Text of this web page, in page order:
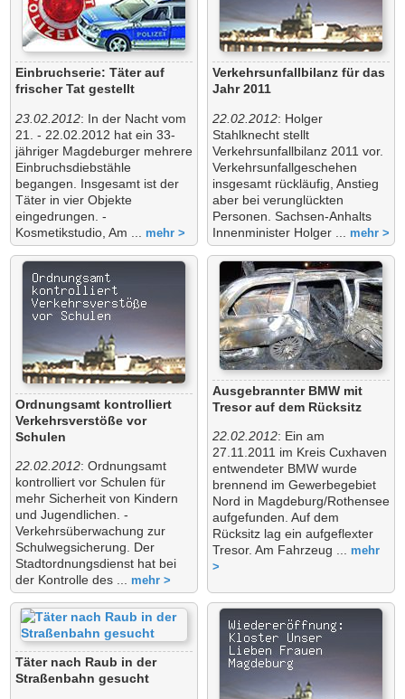
Einbruchserie: Täter auf
frischer Tat gestellt
23.02.2012: In der Nacht vom
21. - 22.02.2012 hat ein 33-
jähriger Magdeburger mehrere
Einbruchsdiebstähle
begangen. Insgesamt ist der
Täter in vier Objekte
eingedrungen. -
Kosmetikstudio, Am ... mehr >
Verkehrsunfallbilanz für das
Jahr 2011
22.02.2012: Holger
Stahlknecht stellt
Verkehrsunfallbilanz 2011 vor.
Verkehrsunfallgeschehen
insgesamt rückläufig, Anstieg
aber bei verunglückten
Personen. Sachsen-Anhalts
Innenminister Holger ... mehr >
Ordnungsamt kontrolliert
Verkehrsverstöße vor
Schulen
22.02.2012: Ordnungsamt
kontrolliert vor Schulen für
mehr Sicherheit von Kindern
und Jugendlichen. -
Verkehrsüberwachung zur
Schulwegsicherung. Der
Stadtordnungsdienst hat bei
der Kontrolle des ... mehr >
Ausgebrannter BMW mit
Tresor auf dem Rücksitz
22.02.2012: Ein am
27.11.2011 im Kreis Cuxhaven
entwendeter BMW wurde
brennend im Gewerbegebiet
Nord in Magdeburg/Rothensee
aufgefunden. Auf dem
Rücksitz lag ein aufgeflexter
Tresor. Am Fahrzeug ... mehr
>
Täter nach Raub in der
Straßenbahn gesucht